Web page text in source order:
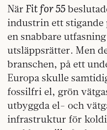
När Fit for 55
industrin ett
en snabbare
utsläppsrätter. Men
branschen, på ett
Europa skulle
fossilfri el, grön
utbyggda el- och
infrastruktur för